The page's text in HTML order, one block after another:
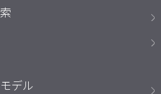
デル